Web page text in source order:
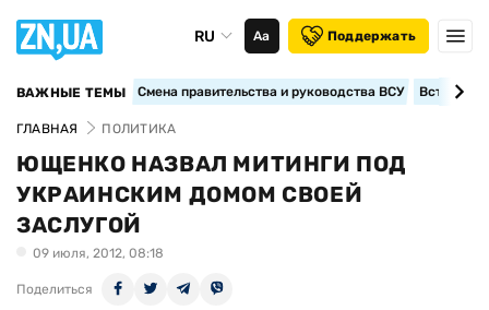
RU Аа Поддержать
ВАЖНЫЕ ТЕМЫ Смена правительства и руководства ВСУ
ГЛАВНАЯ ПОЛИТИКА
ЮЩЕНКО НАЗВАЛ МИТИНГИ ПОД
УКРАИНСКИМ ДОМОМ СВОЕЙ
ЗАСЛУГОЙ
09 июля, 2012, 08:18
Поделиться